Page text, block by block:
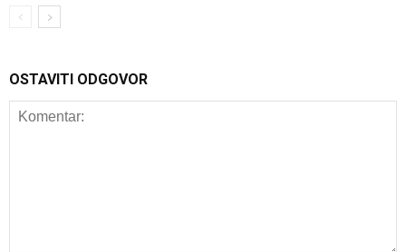
OSTAVITI ODGOVOR